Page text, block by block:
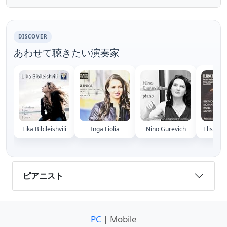
DISCOVER
あわせて聴きたい演奏家
Lika Bibileishvili Inga Fiolia Nino Gurevich Elisso
ピアニスト
PC | Mobile